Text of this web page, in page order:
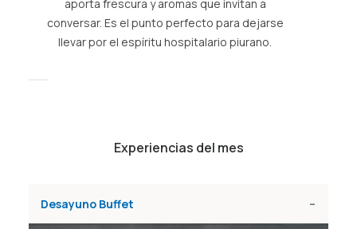
aporta frescura y aromas que invitan a
conversar. Es el punto perfecto para dejarse
llevar por el espíritu hospitalario piurano.
Experiencias del mes
Desayuno Buffet